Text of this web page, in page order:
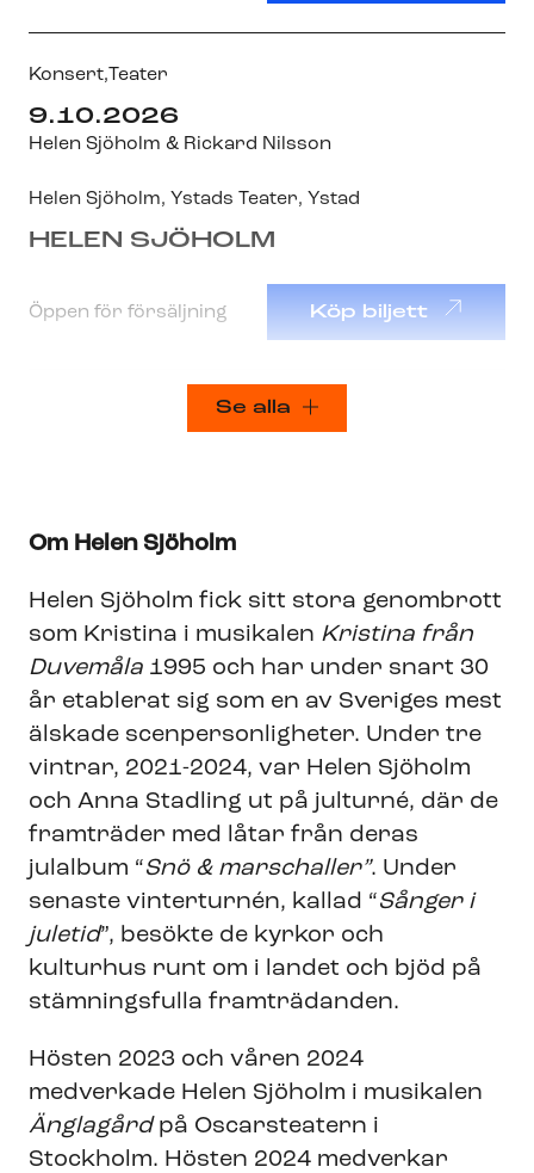
Konsert,Teater
9.10.2026
Helen Sjöholm & Rickard Nilsson
Helen Sjöholm, Ystads Teater, Ystad
HELEN SJÖHOLM
Öppen för försäljning Köp biljett
Se alla
Om Helen Sjöholm
Helen Sjöholm fick sitt stora genombrott
som Kristina i musikalen Kristina från
Duvemåla 1995 och har under snart 30
år etablerat sig som en av Sveriges mest
älskade scenpersonligheter. Under tre
vintrar, 2021-2024, var Helen Sjöholm
och Anna Stadling ut på julturné, där de
framträder med låtar från deras
julalbum “Snö & marschaller”. Under
senaste vinterturnén, kallad “Sånger i
juletid”, besökte de kyrkor och
kulturhus runt om i landet och bjöd på
stämningsfulla framträdanden.
Hösten 2023 och våren 2024
medverkade Helen Sjöholm i musikalen
Änglagårdpå Oscarsteatern i
Stockholm. Hösten 2024 medverkar